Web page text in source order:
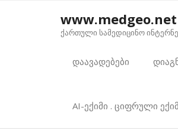
www.medgeo.net
ქართული სამედიცინო
დაავადებები
AI-ექიმი . ციფრული